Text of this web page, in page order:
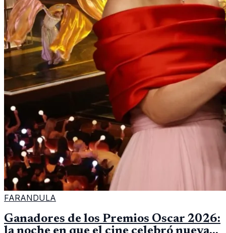
FARANDULA
Ganadores de los Premios Oscar 2026: